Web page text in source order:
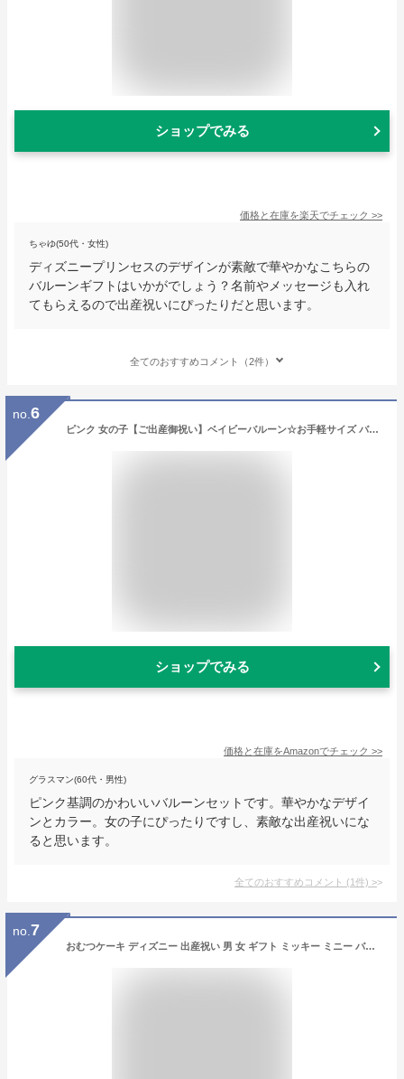
ショップでみる
価格と在庫を楽天でチェック >>
ちゃゆ(50代・女性)
ディズニープリンセスのデザインが素敵で華やかなこちらの
バルーンギフトはいかがでしょう？名前やメッセージも入れ
てもらえるので出産祝いにぴったりだと思います。
全てのおすすめコメント（2件）
no. 6
ピンク 女の子【ご出産御祝い】ベイビーバルーン☆お手軽サイズ バルーンギフト
ショップでみる
価格と在庫をAmazonでチェック >>
グラスマン(60代・男性)
ピンク基調のかわいいバルーンセットです。華やかなデザイ
ンとカラー。女の子にぴったりですし、素敵な出産祝いにな
ると思います。
全てのおすすめコメント (1件) >
no. 7
おむつケーキ ディズニー 出産祝い 男 女 ギフト ミッキー ミニー バルーン 男の子 女の子 かわいい プレゼント パンパース ハーフバース